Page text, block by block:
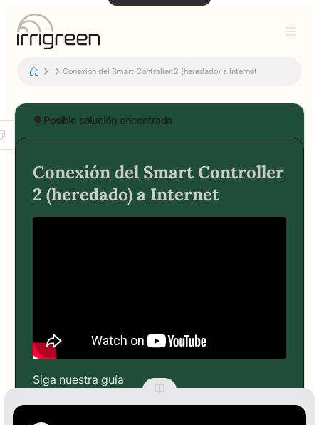
Conexión del Smart Controller 2 (heredado) a Internet
Posible solución encontrada
Conexión del Smart Controller
2 (heredado) a Internet
Siga nuestra guía